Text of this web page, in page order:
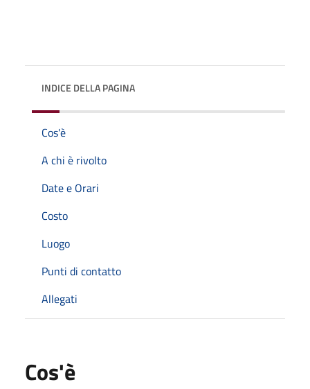
INDICE DELLA PAGINA
Cos'è
A chi è rivolto
Date e Orari
Costo
Luogo
Punti di contatto
Allegati
Cos'è